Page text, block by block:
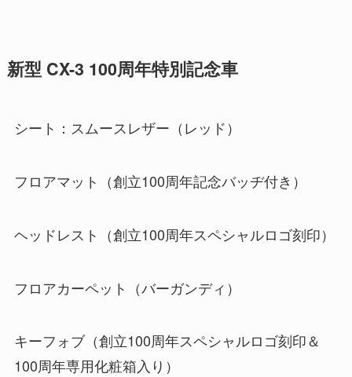
新型 CX-3 100周年特別記念車
シート：スムースレザー（レッド）
フロアマット（創立100周年記念バッヂ付き）
ヘッドレスト（創立100周年スペシャルロゴ刻印）
フロアカーペット（バーガンディ）
キーフォブ（創立100周年スペシャルロゴ刻印＆
100周年専用化粧箱入り）